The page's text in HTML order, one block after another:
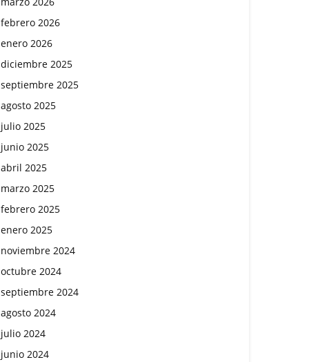
febrero 2026
enero 2026
diciembre 2025
septiembre 2025
agosto 2025
julio 2025
junio 2025
abril 2025
marzo 2025
febrero 2025
enero 2025
noviembre 2024
octubre 2024
septiembre 2024
agosto 2024
julio 2024
junio 2024